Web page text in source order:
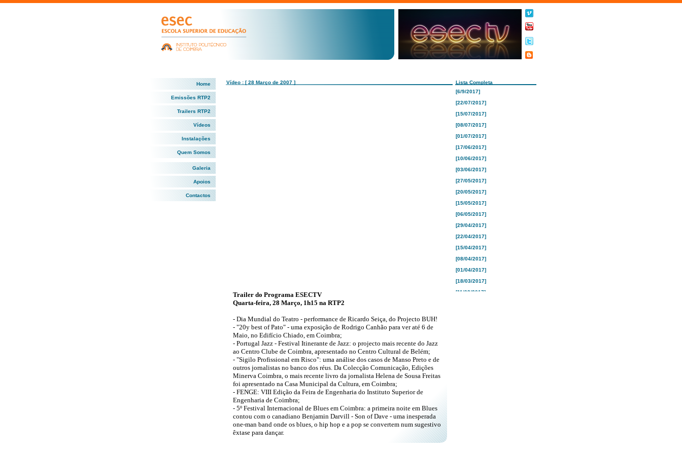
Home
Emissões RTP2
Trailers RTP2
Vídeos
Instalações
Quem Somos
Galeria
Apoios
Contactos
Vídeo : [ 28 Março de 2007 ] Lista Completa
Trailer do Programa ESECTV
Quarta-feira, 28 Março, 1h15 na RTP2
- Dia Mundial do Teatro - performance de Ricardo Seiça, do Projecto BUH!
- "20y best of Pato" - uma exposição de Rodrigo Canhão para ver até 6 de
Maio, no Edifício Chiado, em Coimbra;
- Portugal Jazz - Festival Itinerante de Jazz: o projecto mais recente do Jazz
ao Centro Clube de Coimbra, apresentado no Centro Cultural de Belém;
- "Sigilo Profissional em Risco": uma análise dos casos de Manso Preto e de
outros jornalistas no banco dos réus. Da Colecção Comunicação, Edições
Minerva Coimbra, o mais recente livro da jornalista Helena de Sousa Freitas
foi apresentado na Casa Municipal da Cultura, em Coimbra;
- FENGE: VIII Edição da Feira de Engenharia do Instituto Superior de
Engenharia de Coimbra;
- 5º Festival Internacional de Blues em Coimbra: a primeira noite em Blues
contou com o canadiano Benjamin Darvill - Son of Dave - uma inesperada
one-man band onde os blues, o hip hop e a pop se convertem num sugestivo
êxtase para dançar.
[6/9/2017]
[22/07/2017]
[15/07/2017]
[08/07/2017]
[01/07/2017]
[17/06/2017]
[10/06/2017]
[03/06/2017]
[27/05/2017]
[20/05/2017]
[15/05/2017]
[06/05/2017]
[29/04/2017]
[22/04/2017]
[15/04/2017]
[08/04/2017]
[01/04/2017]
[18/03/2017]
[11/03/2017]